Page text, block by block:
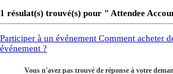
1 résulat(s) trouvé(s) pour " Attendee
Participer à un événement Comment acheter
événement ?
Vous n'avez pas trouvé de réponse à votre